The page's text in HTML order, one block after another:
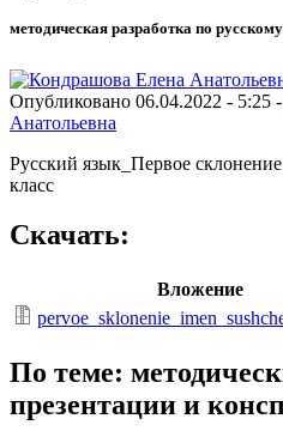
методическая разработка по
Опубликовано 06.04.2022 - 5:25 -
Анатольевна
Русский язык_Первое
класс
Скачать:
Вложение
По теме:
презентации и